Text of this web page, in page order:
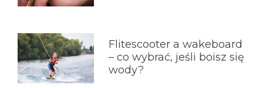
Flitescooter a wakeboard
– co wybrać, jeśli boisz się
wody?